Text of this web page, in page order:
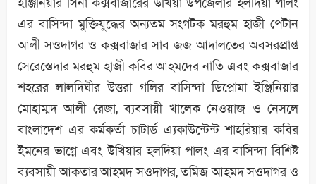
এর বাসিন্দা মুক্তিযুদ্ধের অন্যতম সংগটক মরহুম হাজী পেটান
আলী সওদাগর ও কক্সবাজার সাব জজ আদালতের অবসরপ্রাপ্ত
সেরেস্তেদার মরহুম হাজী কবির আহমদের নাতি এবং কক্সবাজার
শহরের লালদিঘীর উত্তরা গলির বাসিন্দা ডিপ্লোমা ইঞ্জিনিয়ার
মোহাম্মদ আলী রেজা, ব্যবসায়ী খালেক নেওয়াজ ও নেসলে
বাংলাদেশ এর কর্মকর্তা চাটার্ড এ্যকাউন্টেন্ট শাহরিয়ার কবির
ইমনের ভাগ্নে এবং উখিয়ার হলদিয়া পালং এর বাসিন্দা বিশিষ্ট
ব্যবসায়ী আকতার আহমদ সওদাগর, তমিজ আহমদ সওদাগর ও